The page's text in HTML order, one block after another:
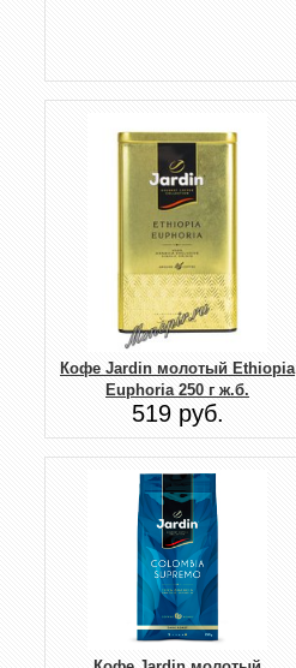
Кофе Jardin молотый Ethiopia
Euphoria 250 г ж.б.
519 руб.